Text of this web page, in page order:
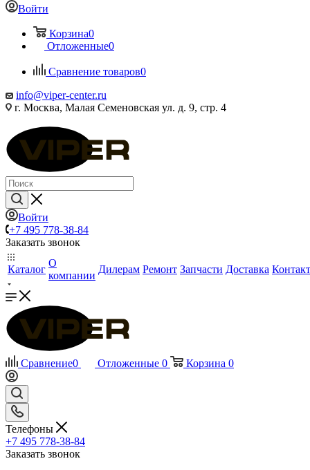
Войти
Корзина0
Отложенные0
Сравнение товаров0
info@viper-center.ru
г. Москва, Малая Семеновская ул. д. 9, стр. 4
Войти
+7 495 778-38-84
Заказать звонок
Каталог
О
компании
Дилерам Ремонт Запчасти Доставка
Сравнение0 Отложенные 0 Корзина 0
Телефоны
+7 495 778-38-84
Заказать звонок